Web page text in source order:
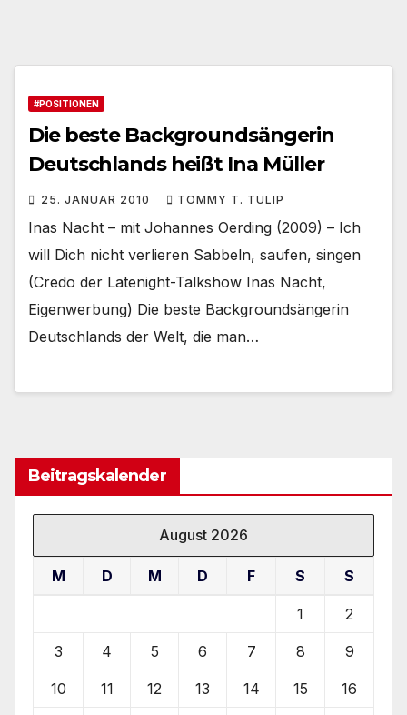
#POSITIONEN
Die beste Backgroundsängerin
Deutschlands heißt Ina Müller
25. JANUAR 2010 TOMMY T. TULIP
Inas Nacht – mit Johannes Oerding (2009) – Ich
will Dich nicht verlieren Sabbeln, saufen, singen
(Credo der Latenight-Talkshow Inas Nacht,
Eigenwerbung) Die beste Backgroundsängerin
Deutschlands der Welt, die man…
Beitragskalender
August 2026
M D M D F S S
1 2
3 4 5 6 7 8 9
10 11 12 13 14 15 16